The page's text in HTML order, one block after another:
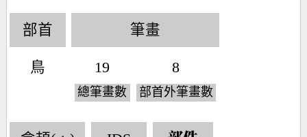
部首
鳥
筆畫
19
總筆畫數
8
部首外筆畫數